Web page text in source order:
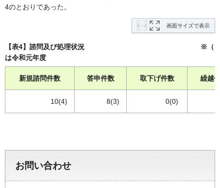
4のとおりであった。
画面サイズで表示
【表4】諮問及び処理状況 ※（
は令和元年度
新規諮問件数 答申件数 取下げ件数 繰越
10(4) 8(3) 0(0)
お問い合わせ